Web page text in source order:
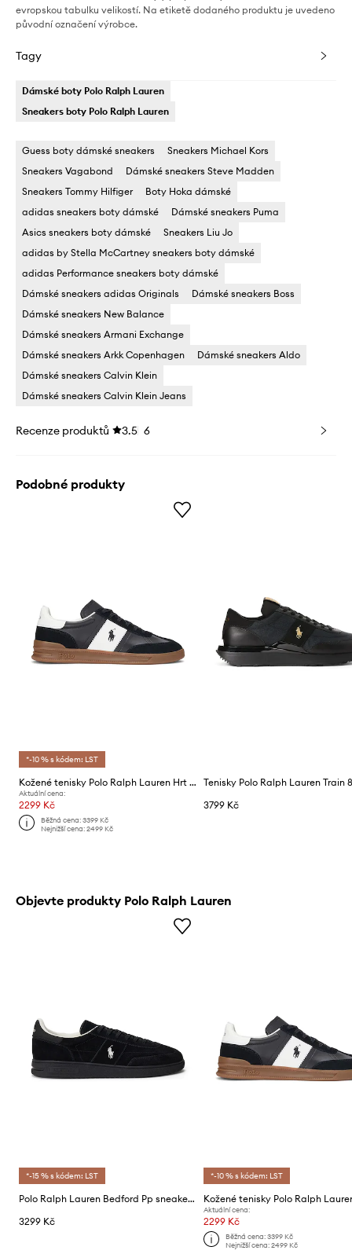
evropskou tabulku velikostí. Na etiketě dodaného produktu je uvedeno
původní označení výrobce.
Tagy
Dámské boty Polo Ralph Lauren
Sneakers boty Polo Ralph Lauren
Guess boty dámské sneakers
Sneakers Michael Kors
Sneakers Vagabond
Dámské sneakers Steve Madden
Sneakers Tommy Hilfiger
Boty Hoka dámské
adidas sneakers boty dámské
Dámské sneakers Puma
Asics sneakers boty dámské
Sneakers Liu Jo
adidas by Stella McCartney sneakers boty dámské
adidas Performance sneakers boty dámské
Dámské sneakers adidas Originals
Dámské sneakers Boss
Dámské sneakers New Balance
Dámské sneakers Armani Exchange
Dámské sneakers Arkk Copenhagen
Dámské sneakers Aldo
Dámské sneakers Calvin Klein
Dámské sneakers Calvin Klein Jeans
Recenze produktů 3.5 6
Podobné produkty
*-10 % s kódem: LST
Kožené tenisky Polo Ralph Lauren Hrt Aera Pp
Aktuální cena:
2299 Kč
Běžná cena:3399 Kč
Nejnižší cena:2499 Kč
Tenisky Polo Ralph Lauren Train
3799 Kč
Objevte produkty Polo Ralph Lauren
*-15 % s kódem: LST
Polo Ralph Lauren Bedford Pp sneakers boty semišové
3299 Kč
*-10 % s kódem: LST
Aktuální cena:
2299 Kč
Běžná cena: 3399 Kč
Nejnižší cena: 2499 Kč